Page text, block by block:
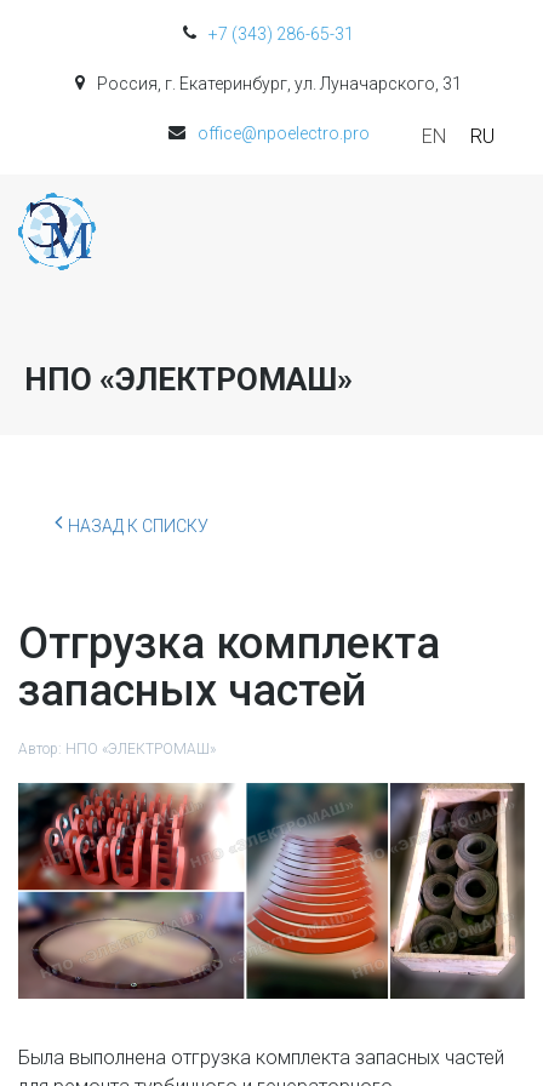
+7 (343) 286-65-31
Россия, г. Екатеринбург, ул. Луначарского, 31
office@npoelectro.pro EN RU
НПО «ЭЛЕКТРОМАШ»
НАЗАД К СПИСКУ
Отгрузка комплекта
запасных частей
Автор: НПО «ЭЛЕКТРОМАШ»
Была выполнена отгрузка комплекта запасных частей